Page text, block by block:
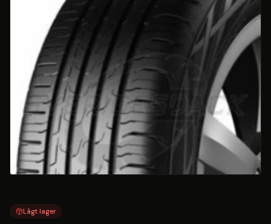
Lågt lager